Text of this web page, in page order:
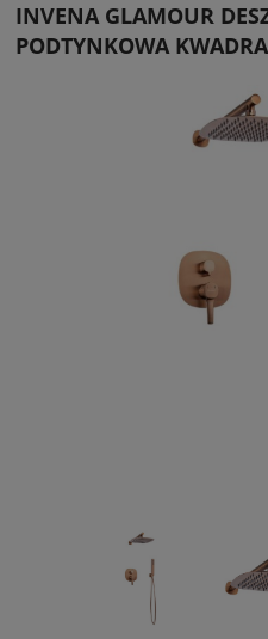
INVENA GLAMOUR
PODTYNKOWA